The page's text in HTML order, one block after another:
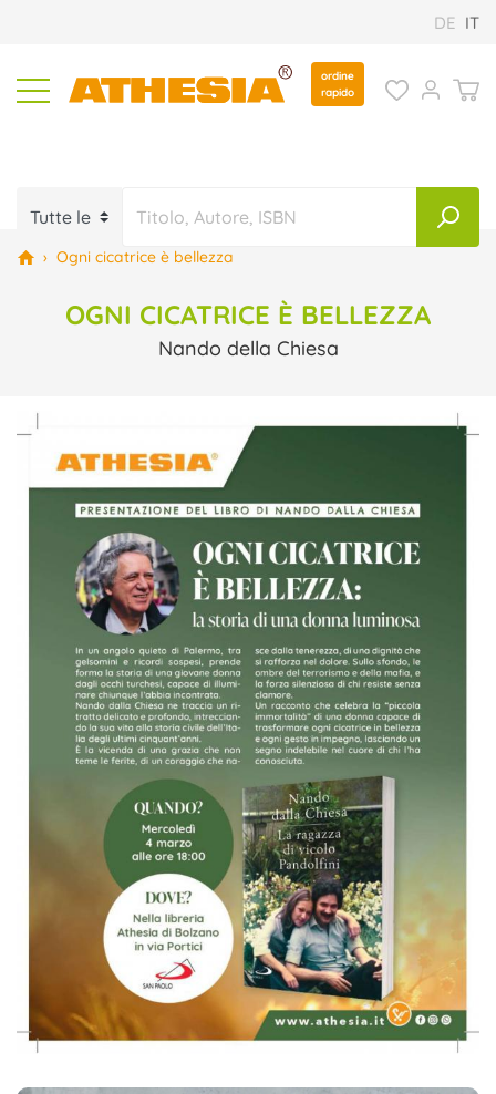
DE IT
ordine
rapido
› Ogni cicatrice è bellezza
OGNI CICATRICE È BELLEZZA
Nando della Chiesa